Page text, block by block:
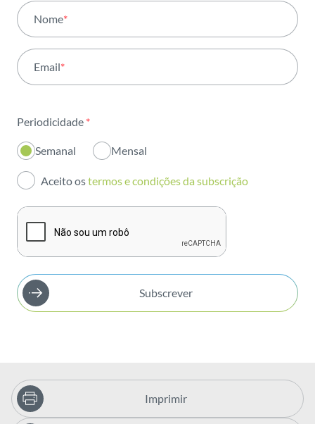
Atividade
Institucional
Inovação
Investidores
Publicações
Nome*
Email*
Periodicidade *
Semanal Mensal
Aceito ostermos e condições da subscrição
Subscrever
Imprimir